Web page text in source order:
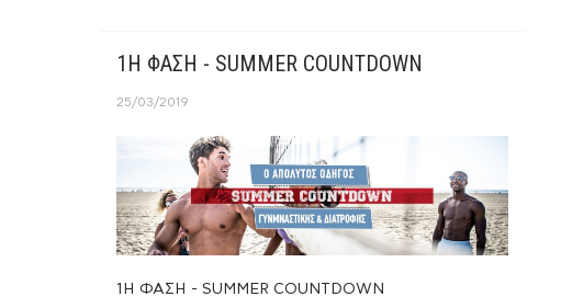
1Η ΦΑΣΗ - SUMMER COUNTDOWN
25/03/2019
1Η ΦΑΣΗ - SUMMER COUNTDOWN